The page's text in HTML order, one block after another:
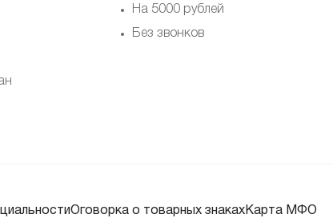
На 5000 рублей
Без звонков
Оговорка о товарных знаках Карта МФО